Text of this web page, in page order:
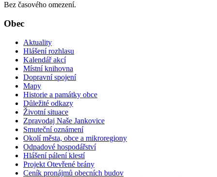
Bez časového omezení.
Obec
Aktuality
Hlášení rozhlasu
Kalendář akcí
Místní knihovna
Dopravní spojení
Mapy
Historie a památky obce
Důležité odkazy
Životní situace
Zpravodaj Naše Jankovice
Smuteční oznámení
Okolí města, obce a mikroregiony
Odpadové hospodářství
Hlášení pálení klestí
Projekt Otevřené brány
Ceník pronájmů obecních budov